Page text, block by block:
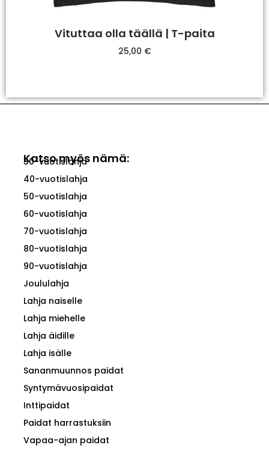
Vituttaa olla täällä | T-paita
25,00 €
Katso myös nämä:
30-vuotislahja
40-vuotislahja
50-vuotislahja
60-vuotislahja
70-vuotislahja
80-vuotislahja
90-vuotislahja
Joululahja
Lahja naiselle
Lahja miehelle
Lahja äidille
Lahja isälle
Sananmuunnos paidat
Syntymävuosipaidat
Inttipaidat
Paidat harrastuksiin
Vapaa-ajan paidat